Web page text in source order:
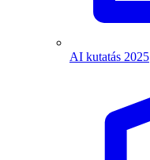
AI kutatás 2025